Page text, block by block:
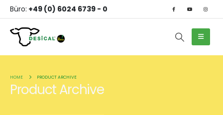
Büro: +49 (0) 6024 6739 - 0
HOME PRODUCT ARCHIVE
Product Archive